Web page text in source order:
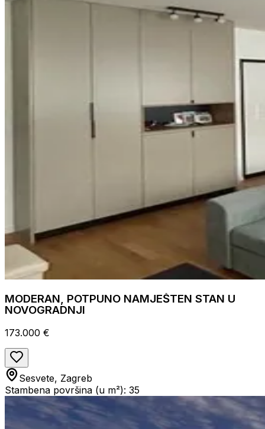
MODERAN, POTPUNO NAMJEŠTEN STAN U
NOVOGRADNJI
173.000 €
Sesvete, Zagreb
Stambena površina (u m²): 35